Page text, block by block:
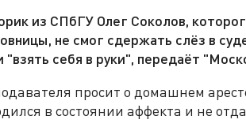
из СПбГУ Олег Соколов,
не смог сдержать слёз в
"взять себя в руки", передаёт
просит о домашнем
в состоянии аффекта и не